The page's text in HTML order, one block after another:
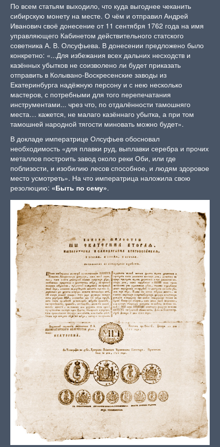
По всем статьям выходило, что куда выгоднее чеканить
сибирскую монету на месте. О чём и отправил Андрей
Иванович своё донесение от 11 сентября 1762 года на имя
управляющего Кабинетом действительного статского
советника А. В. Олсуфьева. В донесении предложено было
конкретно: «...Для избежания всех дальних несходств и
казённых убытков не соизволено ли будет приказать
отправить в Колывано-Воскресенские заводы из
Екатеринбурга надёжную персону и с нею несколько
мастеров, с потребными для того перепечатания
инструментами... чрез что, по отдалённости тамошняго
места… кажется, не малаго казённаго убытка, а при том
тамошней народной тягости миновать можно будет».
В докладе императрице Олсуфьев обосновал
необходимость «для плавки руд, выплавки серебра и прочих
металлов построить завод около реки Оби, или где
поблизости, и изобилию лесов способное, и людям здоровое
место усмотреть». На что императрица наложила свою
резолюцию: «Быть по сему».